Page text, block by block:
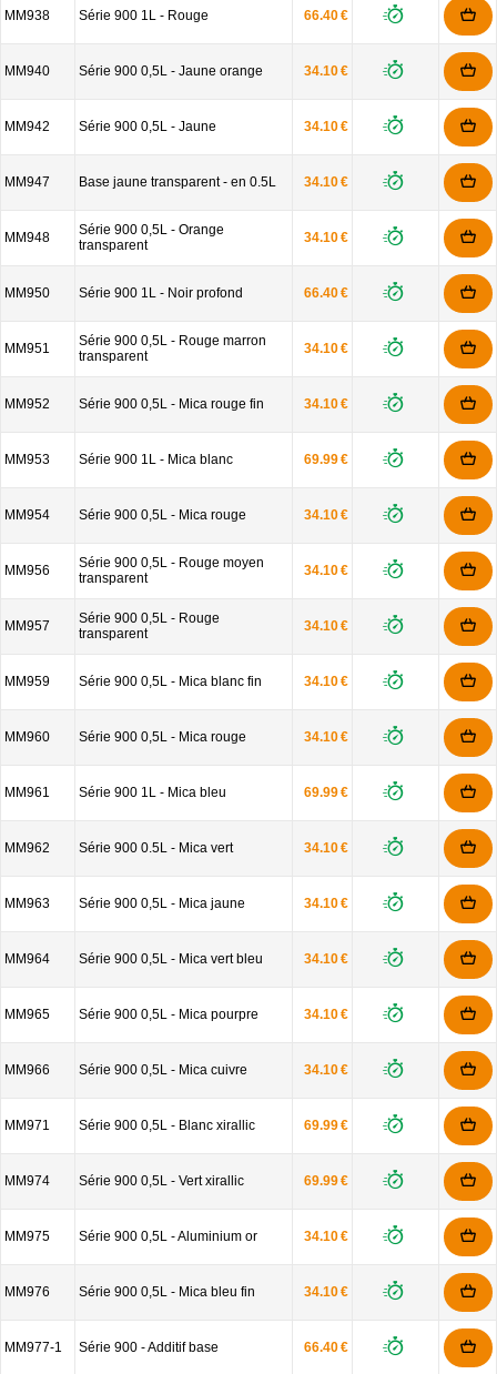
MM938 Série 900 1L - Rouge 66.40 €
MM940 Série 900 0,5L - Jaune orange 34.10 €
MM942 Série 900 0,5L - Jaune 34.10 €
MM947 Base jaune transparent - en 0.5L 34.10 €
MM948
Série 900 0,5L - Orange
transparent
34.10 €
MM950 Série 900 1L - Noir profond 66.40 €
MM951
Série 900 0,5L - Rouge marron
transparent
34.10 €
MM952 Série 900 0,5L - Mica rouge fin 34.10 €
MM953 Série 900 1L - Mica blanc 69.99 €
MM954 Série 900 0,5L - Mica rouge 34.10 €
MM956
Série 900 0,5L - Rouge moyen
transparent
34.10 €
MM957
Série 900 0,5L - Rouge
transparent
34.10 €
MM959 Série 900 0,5L - Mica blanc fin 34.10 €
MM960 Série 900 0,5L - Mica rouge 34.10 €
MM961 Série 900 1L - Mica bleu 69.99 €
MM962 Série 900 0.5L - Mica vert 34.10 €
MM963 Série 900 0,5L - Mica jaune 34.10 €
MM964 Série 900 0,5L - Mica vert bleu 34.10 €
MM965 Série 900 0,5L - Mica pourpre 34.10 €
MM966 Série 900 0,5L - Mica cuivre 34.10 €
MM971 Série 900 0,5L - Blanc xirallic 69.99 €
MM974 Série 900 0,5L - Vert xirallic 69.99 €
MM975 Série 900 0,5L - Aluminium or 34.10 €
MM976 Série 900 0,5L - Mica bleu fin 34.10 €
MM977-1 Série 900 - Additif base 66.40 €